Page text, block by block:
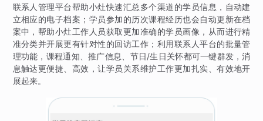
联系人管理平台帮助小灶快速汇总多个渠道的学员信息，自动建
立相应的电子档案；学员参加的历次课程经历也会自动更新在档
案中，帮助小灶工作人员获取更加准确的学员画像，从而进行精
准分类并开展更有针对性的回访工作；利用联系人平台的批量管
理功能，课程通知、推广信息、节日/生日关怀都可一键群发，消
息触达更便捷、高效，让学员关系维护工作更加扎实、有效地开
展起来。